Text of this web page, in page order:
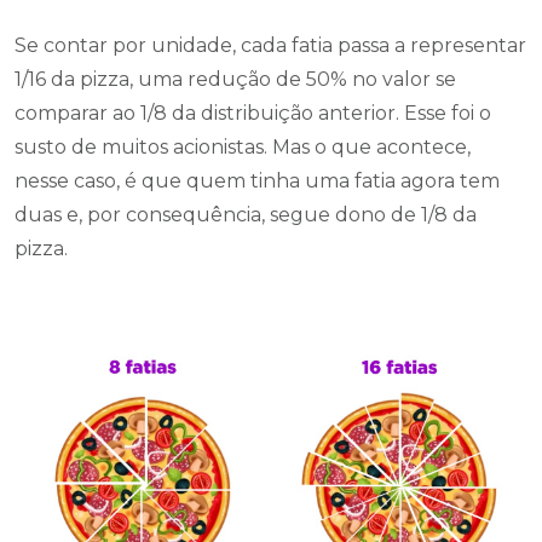
Se contar por unidade, cada fatia passa a representar
1/16 da pizza, uma redução de 50% no valor se
comparar ao 1/8 da distribuição anterior. Esse foi o
susto de muitos acionistas. Mas o que acontece,
nesse caso, é que quem tinha uma fatia agora tem
duas e, por consequência, segue dono de 1/8 da
pizza.